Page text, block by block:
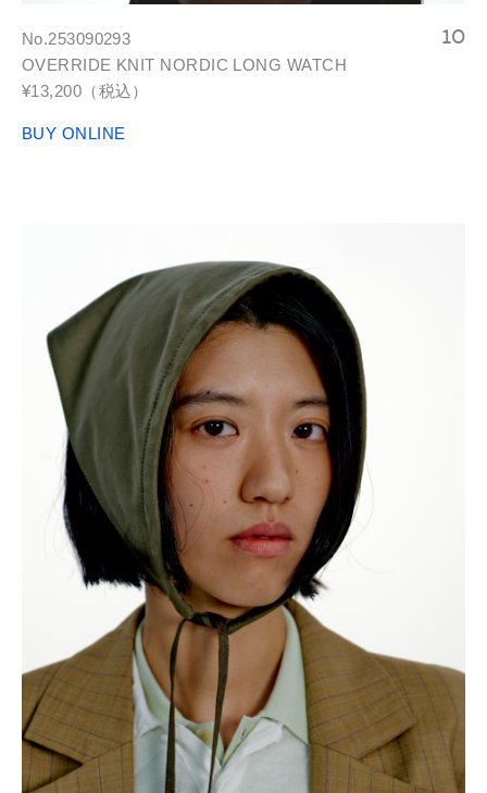
No.253090293
OVERRIDE KNIT NORDIC LONG WATCH
¥13,200（税込）
BUY ONLINE